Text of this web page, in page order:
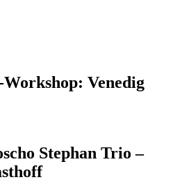
Venedig
Stephan Trio –